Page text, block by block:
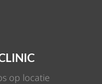
op locatie